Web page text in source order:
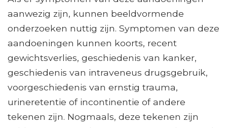
aanwezig zijn, kunnen beeldvormende
onderzoeken nuttig zijn. Symptomen van deze
aandoeningen kunnen koorts, recent
gewichtsverlies, geschiedenis van kanker,
geschiedenis van intraveneus drugsgebruik,
voorgeschiedenis van ernstig trauma,
urineretentie of incontinentie of andere
tekenen zijn. Nogmaals, deze tekenen zijn